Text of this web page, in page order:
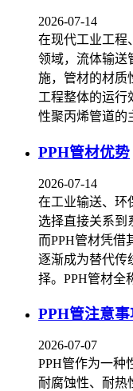
2026-07-14
在现代工业工程
领域，流体输送
施，管材的材质
工程整体的运行
性聚丙烯管道
PPH管材优势
2026-07-14
在工业输送、环
选择直接关系到
而PPH管材凭借
逐渐成为替代传
择。PPH管材
PPH管注意事
2026-07-07
PPH管作为一种
耐腐蚀性、耐热